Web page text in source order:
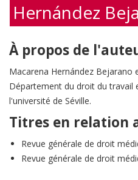
Hernández
À propos de
Macarena Hernández Bejarano
Département du droit du travail
l'université de Séville.
Titres en relation
Revue générale de droit
Revue générale de droit